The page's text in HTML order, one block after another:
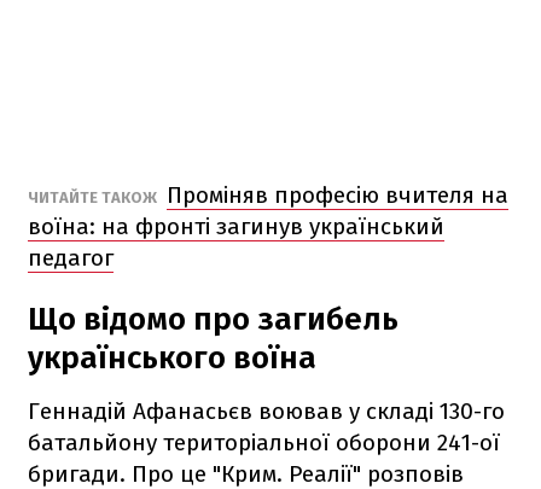
ЧИТАЙТЕ ТАКОЖ
Проміняв професію вчителя на
воїна: на фронті загинув український
педагог
Що відомо про загибель
українського воїна
Геннадій Афанасьєв воював у складі 130-го
батальйону територіальної оборони 241-ої
бригади. Про це "Крим. Реалії" розповів